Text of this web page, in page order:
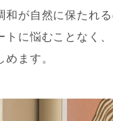
和が自然に保たれ
トに悩むことなく
ます。